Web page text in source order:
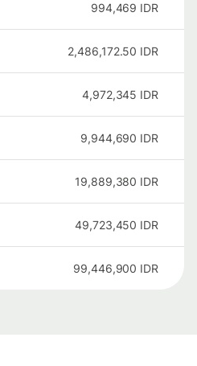
994,469 IDR
2,486,172.50 IDR
4,972,345 IDR
9,944,690 IDR
19,889,380 IDR
49,723,450 IDR
99,446,900 IDR